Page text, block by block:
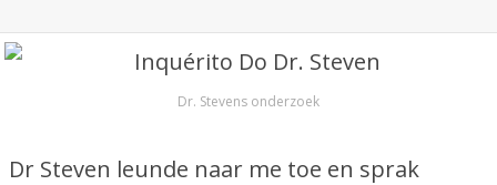
Dr. Stevens onderzoek
Dr Steven leunde naar me toe en sprak